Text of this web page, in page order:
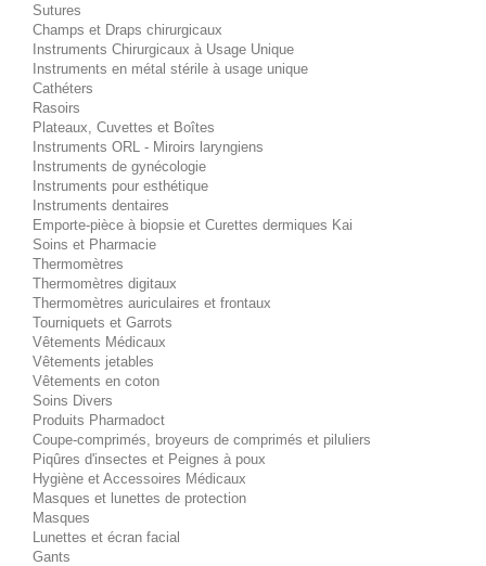
Sutures
Champs et Draps chirurgicaux
Instruments Chirurgicaux à Usage Unique
Instruments en métal stérile à usage unique
Cathéters
Rasoirs
Plateaux, Cuvettes et Boîtes
Instruments ORL - Miroirs laryngiens
Instruments de gynécologie
Instruments pour esthétique
Instruments dentaires
Emporte-pièce à biopsie et Curettes dermiques Kai
Soins et Pharmacie
Thermomètres
Thermomètres digitaux
Thermomètres auriculaires et frontaux
Tourniquets et Garrots
Vêtements Médicaux
Vêtements jetables
Vêtements en coton
Soins Divers
Produits Pharmadoct
Coupe-comprimés, broyeurs de comprimés et piluliers
Piqûres d'insectes et Peignes à poux
Hygiène et Accessoires Médicaux
Masques et lunettes de protection
Masques
Lunettes et écran facial
Gants